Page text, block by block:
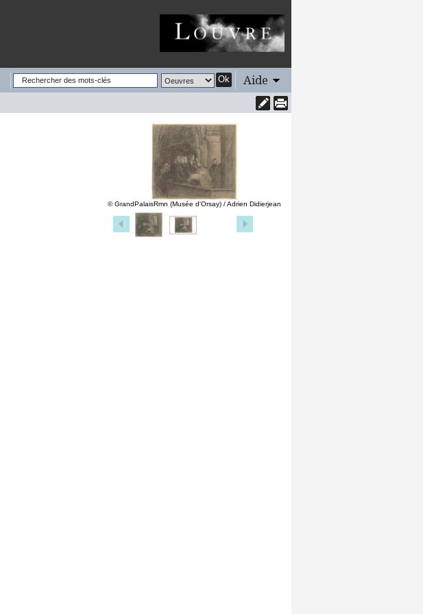
Ok Aide
© GrandPalaisRmn (Musée d'Orsay) / Adrien Didierjean